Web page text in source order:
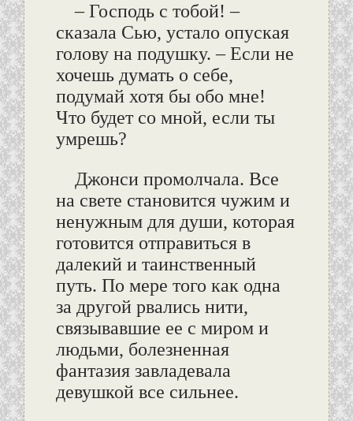
– Господь с тобой! –
сказала Сью, устало опуская
голову на подушку. – Если не
хочешь думать о себе,
подумай хотя бы обо мне!
Что будет со мной, если ты
умрешь?
Джонси промолчала. Все
на свете становится чужим и
ненужным для души, которая
готовится отправиться в
далекий и таинственный
путь. По мере того как одна
за другой рвались нити,
связывавшие ее с миром и
людьми, болезненная
фантазия завладевала
девушкой все сильнее.